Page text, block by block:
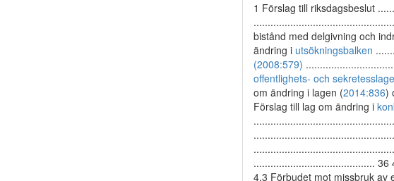
1 Förslag till riksdagsbeslut
bistånd med delgivning och
ändring i utsökningsbalken
(2008:579)
offentlighets- och
om ändring i lagen (2014:836)
Förslag till lag om ändring i
...........................................
4.3 Förbudet mot missbruk av